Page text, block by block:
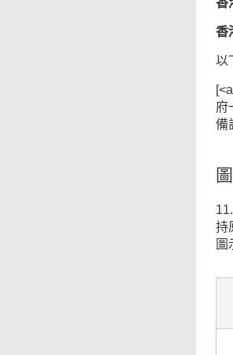
香
香
以
府
備
持
圖